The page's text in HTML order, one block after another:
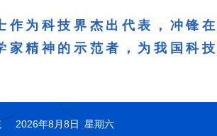
作为科技界杰出代表，冲锋
家精神的示范者，为我国科
2026年8月8日 星期六